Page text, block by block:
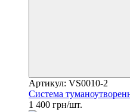
Артикул: VS0010-2
Система
1 400 грн/шт.